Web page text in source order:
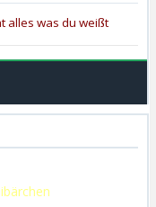
alles was du weißt